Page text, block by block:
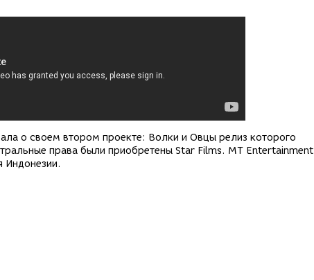
о своем втором проекте: Волки и Овцы релиз которого
права были приобретены Star Films. МТ Entertainment
Индонезии.